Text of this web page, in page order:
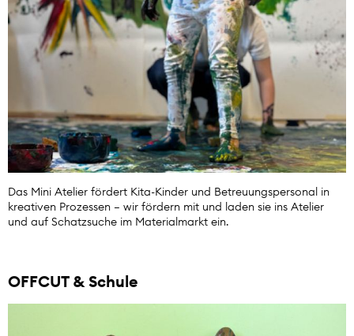
Das Mini Atelier fördert Kita-Kinder und Betreuungspersonal in
kreativen Prozessen – wir fördern mit und laden sie ins Atelier
und auf Schatzsuche im Materialmarkt ein.
OFFCUT & Schule